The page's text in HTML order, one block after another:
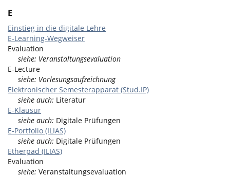
E
Einstieg in die digitale Lehre
E-Learning-Wegweiser
Evaluation
siehe: Veranstaltungsevaluation
E-Lecture
siehe: Vorlesungsaufzeichnung
Elektronischer Semesterapparat (Stud.IP)
siehe auch: Literatur
E-Klausur
siehe auch: Digitale Prüfungen
E-Portfolio (ILIAS)
siehe auch: Digitale Prüfungen
Etherpad (ILIAS)
Evaluation
siehe: Veranstaltungsevaluation